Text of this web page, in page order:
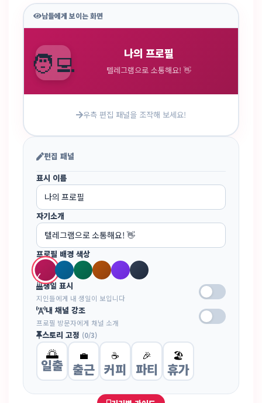
남들에게 보이는 화면
🧑‍💻 나의 프로필
텔레그램으로 소통해요! 👋
우측 편집 패널을 조작해 보세요!
편집 패널
표시 이름
자기소개
프로필 배경 색상
생일 표시
지인들에게 내 생일이 보입니다
내 채널 강조
프로필 방문자에게 채널 소개
스토리 고정 (0/3)
🌅
일출
💼
출근
☕
커피
🎉
파티
🏖️
휴가